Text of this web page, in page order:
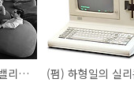
(펌) 하형일의 실리콘 밸리 스토리 : Episode18